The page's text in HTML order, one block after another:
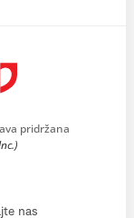
pridržana
nas